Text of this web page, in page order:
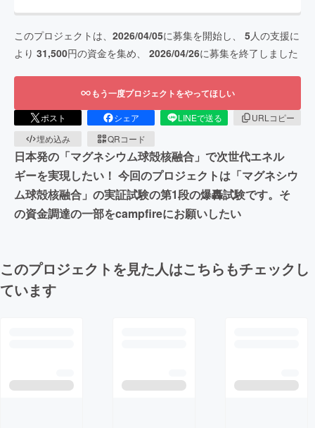
このプロジェクトは、 2026/04/05に募集を開始し、 5人の支援に
より 31,500円の資金を集め、 2026/04/26に募集を終了しました
もう一度プロジェクトをやってほしい
ポスト シェア LINEで送る
URLコピー
埋め込み
QRコード
日本発の「マグネシウム球殻核融合」で次世代エネル
ギーを実現したい！ 今回のプロジェクトは「マグネシウ
ム球殻核融合」の実証試験の第1段の爆轟試験です。そ
の資金調達の一部をcampfireにお願いしたい
このプロジェクトを見た人はこちらもチェックし
ています